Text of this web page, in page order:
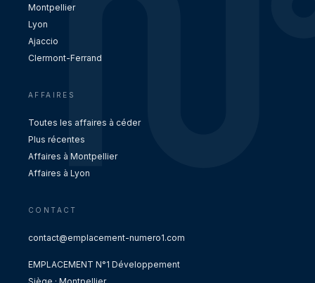
Montpellier
Lyon
Ajaccio
Clermont-Ferrand
AFFAIRES
Toutes les affaires à céder
Plus récentes
Affaires à Montpellier
Affaires à Lyon
CONTACT
contact@emplacement-numero1.com
EMPLACEMENT N°1 Développement